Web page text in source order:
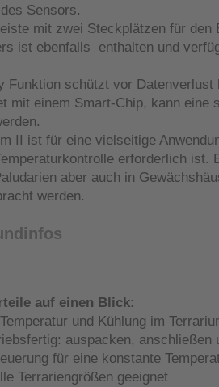
Sensors.
mit zwei Steckplätzen für den
ist ebenfalls enthalten und
Funktion schützt vor Datenverlust
mit einem Smart-Chip, kann eine
II ist für eine vielseitige
erforderlich ist.
aber auch in
werden.
auf einen Blick:
und Kühlung im
auspacken, anschließen
für eine konstante
Terrariengrößen geeignet